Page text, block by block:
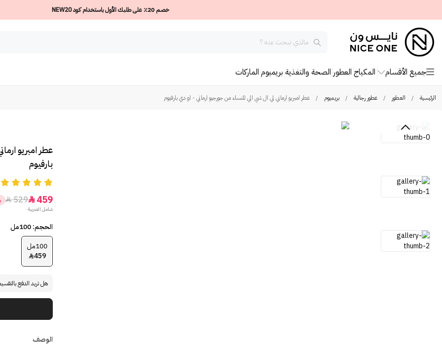
خصم 20٪ على طلبك الأول باستخدام كود NEW20
جميع الأقسام المكياج العطور الصحة والتغذية بريميوم الماركات
الرئيسية / العطور / عطور رجالية / بريميوم / عطر امبريو ارماني لي ال شي الي للنساء من جورجيو ارماني - او دي بارفيوم
عطر امبريو
بارفيوم
459

529

شامل الضريبة
الحجم: 100مل
100مل
459

هل تريد الدفع
الوصف